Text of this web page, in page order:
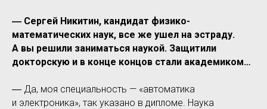
― Сергей Никитин, кандидат физико-
математических наук, все же ушел на эстраду.
А вы решили заниматься наукой. Защитили
докторскую и в конце концов стали академиком…
― Да, моя специальность — «автоматика
и электроника», так указано в дипломе. Наука